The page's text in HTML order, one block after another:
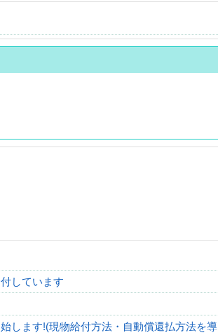
しています
します!(現物給付方法・自動償還払方法を導